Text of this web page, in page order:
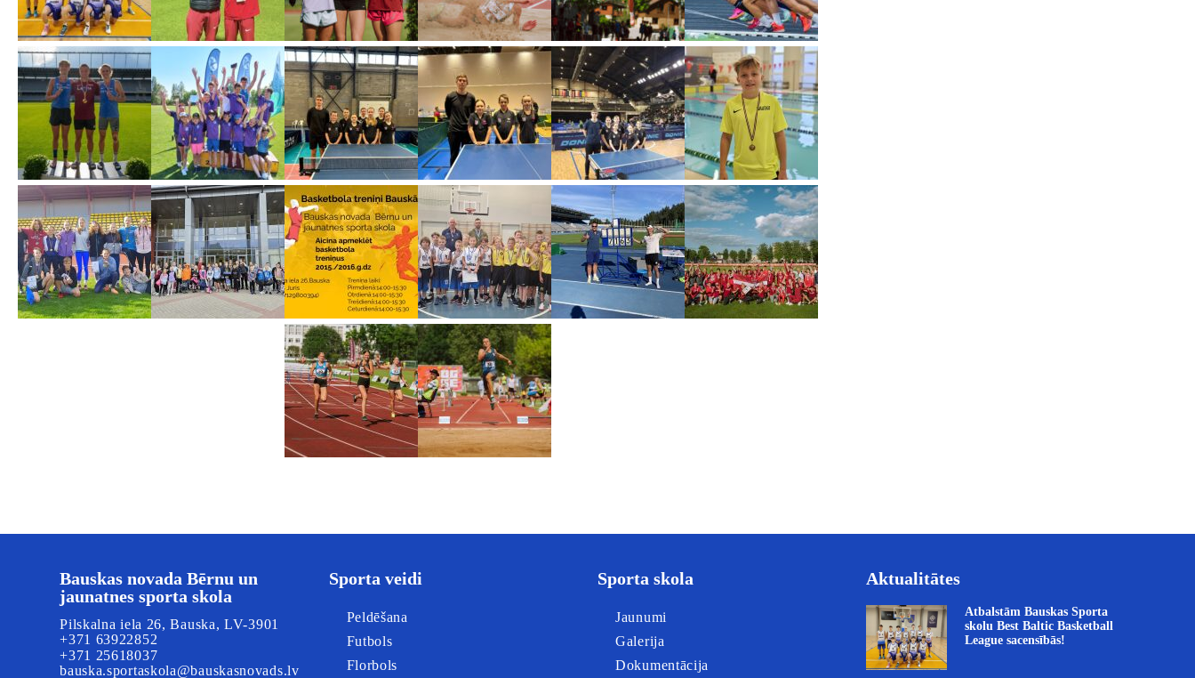
Bauskas novada Bērnu un
jaunatnes sporta skola
Pilskalna iela 26, Bauska, LV-3901
+371 63922852
+371 25618037
bauska.sportaskola@bauskasnovads.lv
Sporta veidi
Peldēšana
Futbols
Florbols
Sporta skola
Jaunumi
Galerija
Dokumentācija
Aktualitātes
Atbalstām Bauskas Sporta
skolu Best Baltic Basketball
League sacensībās!